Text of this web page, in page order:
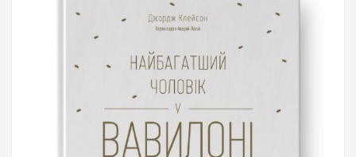
давно він бачив проблему в системі управління
підводними човнами в армії США. На капітанах лежала
велика відповідальність і вони жостко тримали
управління у своїх руках....